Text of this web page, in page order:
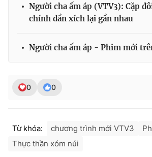
Người cha ấm áp (VTV3): Cặp
chính dần xích lại gần nhau
Người cha ấm áp - Phim mới
0 0
Từ khóa: chương trình mới VTV3
Thực thần xóm núi